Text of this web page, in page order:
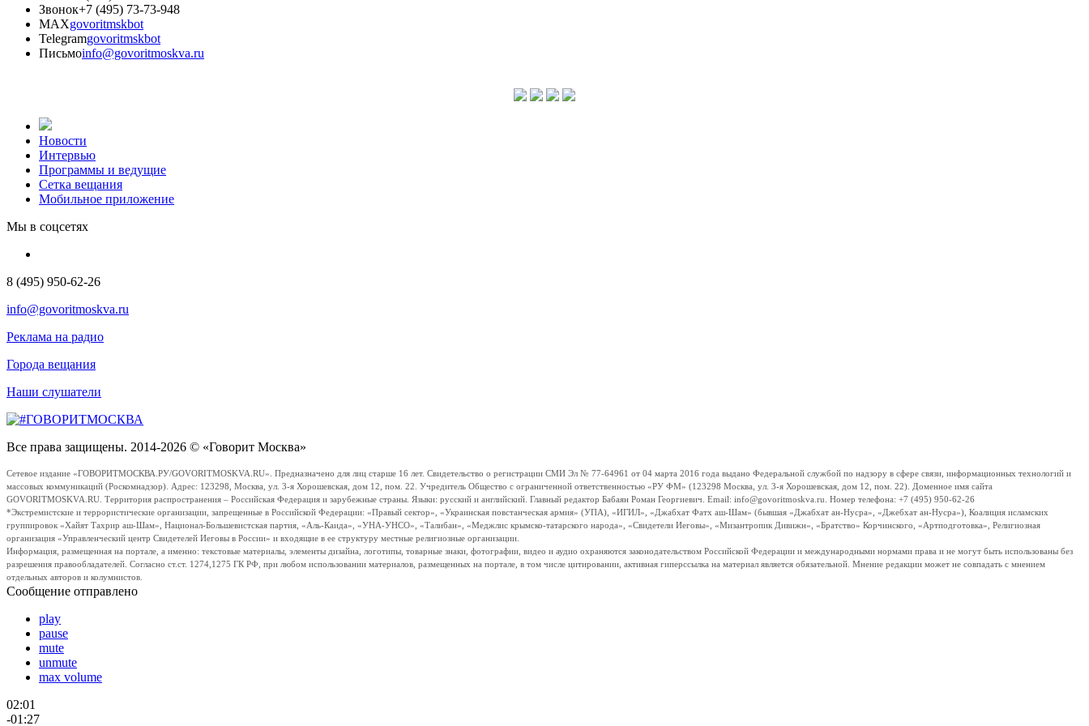
Звонок+7 (495) 73-73-948
MAXgovoritmskbot
Telegramgovoritmskbot
Письмоinfo@govoritmoskva.ru
Новости
Интервью
Программы и ведущие
Сетка вещания
Мобильное приложение
Мы в соцсетях
8 (495) 950-62-26
info@govoritmoskva.ru
Реклама на радио
Города вещания
Наши слушатели
Все права защищены. 2014-2026 © «Говорит Москва»
Сетевое издание «ГОВОРИТМОСКВА.РУ/GOVORITMOSKVA.RU». Предназначено для лиц старше 16 лет. Свидетельство о регистрации СМИ Эл № 77-64961 от 04 марта 2016 года выдано Федеральной службой по надзору в сфере связи, информационных технологий и
массовых коммуникаций (Роскомнадзор). Адрес: 123298, Москва, ул. 3-я Хорошевская, дом 12, пом. 22. Учредитель Общество с ограниченной ответственностью «РУ ФМ» (123298 Москва, ул. 3-я Хорошевская, дом 12, пом. 22). Доменное имя сайта
GOVORITMOSKVA.RU. Территория распространения – Российская Федерация и зарубежные страны. Языки: русский и английский. Главный редактор Бабаян Роман Георгиевич. Email: info@govoritmoskva.ru. Номер телефона: +7 (495) 950-62-26
*Экстремистские и террористические организации, запрещенные в Российской Федерации: «Правый сектор», «Украинская повстанческая армия» (УПА), «ИГИЛ», «Джабхат Фатх аш-Шам» (бывшая «Джабхат ан-Нусра», «Джебхат ан-Нусра»), Коалиция исламских
группировок «Хайят Тахрир аш-Шам», Национал-Большевистская партия, «Аль-Каида», «УНА-УНСО», «Талибан», «Меджлис крымско-татарского народа», «Свидетели Иеговы», «Мизантропик Дивижн», «Братство» Корчинского, «Артподготовка», Религиозная
организация «Управленческий центр Свидетелей Иеговы в России» и входящие в ее структуру местные религиозные организации.
Информация, размещенная на портале, а именно: текстовые материалы, элементы дизайна, логотипы, товарные знаки, фотографии, видео и аудио охраняются законодательством Российской Федерации и международными нормами права и не могут быть использованы без
разрешения правообладателей. Согласно ст.ст. 1274,1275 ГК РФ, при любом использовании материалов, размещенных на портале, в том числе цитировании, активная гиперссылка на материал является обязательной. Мнение редакции может не совпадать с мнением
отдельных авторов и колумнистов.
Сообщение отправлено
play
pause
mute
unmute
max volume
02:01
-01:27